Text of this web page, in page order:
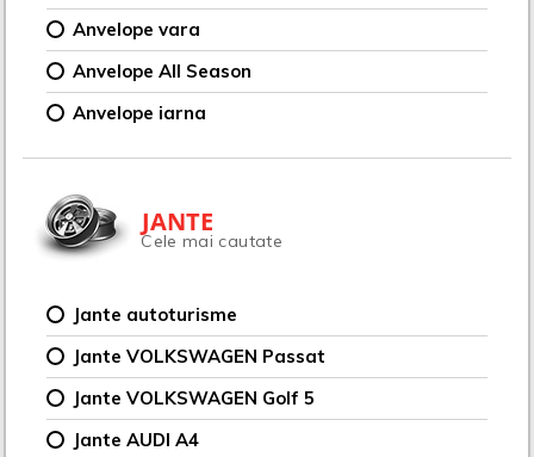
Anvelope vara
Anvelope All Season
Anvelope iarna
JANTE
Cele mai cautate
Jante autoturisme
Jante VOLKSWAGEN Passat
Jante VOLKSWAGEN Golf 5
Jante AUDI A4